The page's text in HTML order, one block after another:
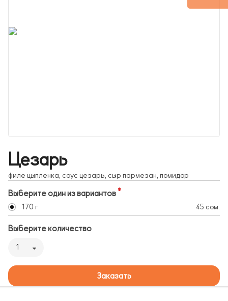
Цезарь
филе цыпленка, соус цезарь, сыр пармезан, помидор
Выберите один из вариантов
170 г 45 сом.
Выберите количество
1
Заказать